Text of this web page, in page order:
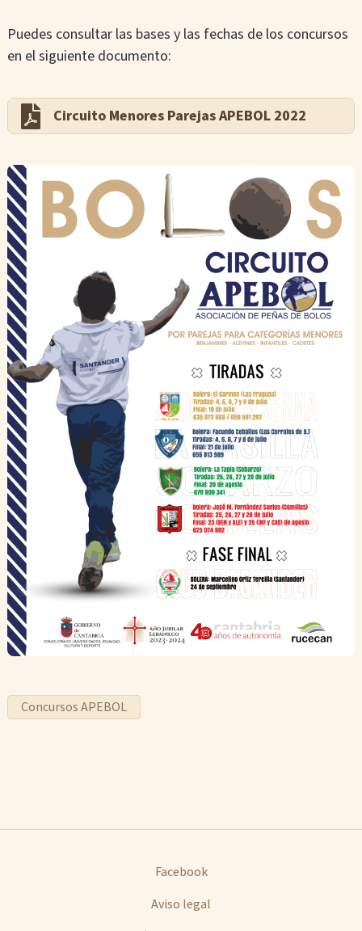
Puedes consultar las bases y las fechas de los concursos
en el siguiente documento:
Circuito Menores Parejas APEBOL 2022
Concursos APEBOL
Facebook
Aviso legal